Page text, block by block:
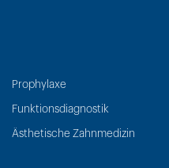
Prophylaxe
Funktionsdiagnostik
Ästhetische Zahnmedizin